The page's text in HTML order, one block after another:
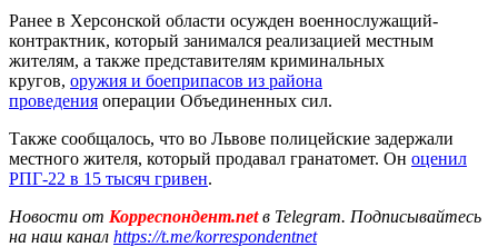
Ранее в Херсонской области осужден военнослужащий-
контрактник, который занимался реализацией местным
жителям, а также представителям криминальных
кругов, оружия и боеприпасов из района
проведения операции Объединенных сил.
Также сообщалось, что во Львове полицейские задержали
местного жителя, который продавал гранатомет. Он оценил
РПГ-22 в 15 тысяч гривен.
Новости от Корреспондент.netв Telegram. Подписывайтесь
на наш канал https://t.me/korrespondentnet